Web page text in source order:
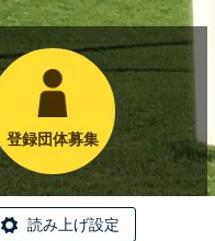
登録団体募集
読み上げ設定